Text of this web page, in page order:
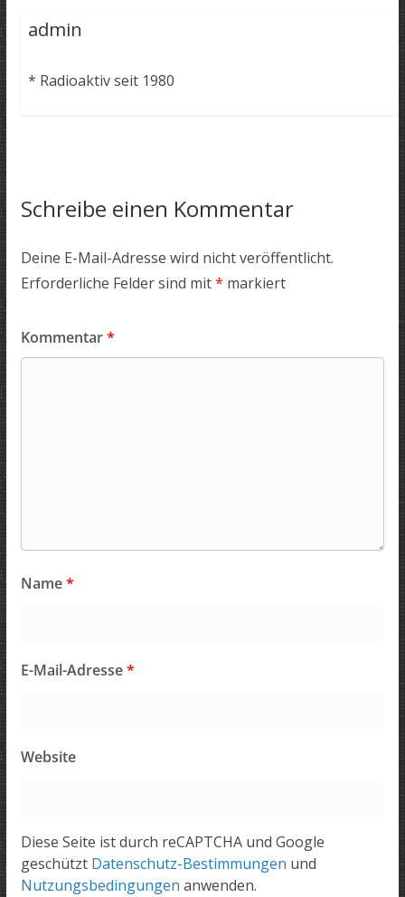
admin
* Radioaktiv seit 1980
Schreibe einen Kommentar
Deine E-Mail-Adresse wird nicht veröffentlicht.
Erforderliche Felder sind mit* markiert
Kommentar*
Name*
E-Mail-Adresse*
Website
Diese Seite ist durch reCAPTCHA und Google
geschützt Datenschutz-Bestimmungen und
Nutzungsbedingungen anwenden.